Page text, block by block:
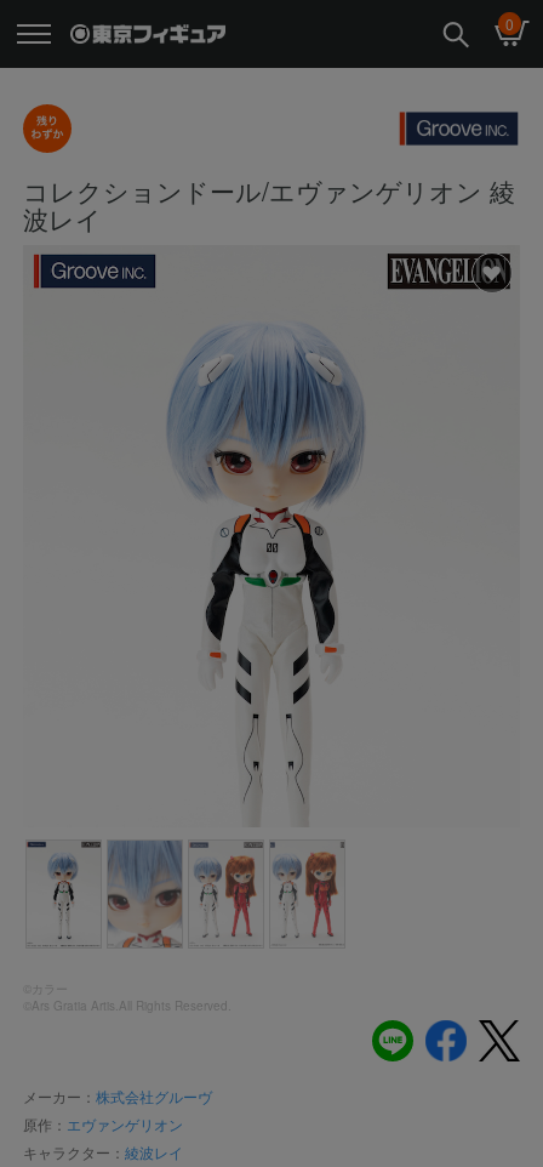
0
コレクションドール/エヴァンゲリオン 綾
波レイ
©カラー
©Ars Gratia Artis.All Rights Reserved.
メーカー： 株式会社グルーヴ
原作： エヴァンゲリオン
キャラクター： 綾波レイ